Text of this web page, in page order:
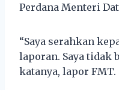
Perdana Menteri
“Saya serahkan
laporan. Saya tidak
katanya, lapor FMT.